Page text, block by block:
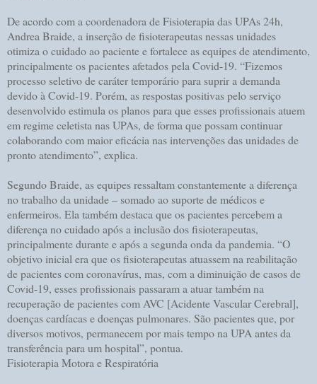
De acordo com a coordenadora de Fisioterapia das UPAs 24h,
Andrea Braide, a inserção de fisioterapeutas nessas unidades
otimiza o cuidado ao paciente e fortalece as equipes de atendimento,
principalmente os pacientes afetados pela Covid-19. “Fizemos
processo seletivo de caráter temporário para suprir a demanda
devido à Covid-19. Porém, as respostas positivas pelo serviço
desenvolvido estimula os planos para que esses profissionais atuem
em regime celetista nas UPAs, de forma que possam continuar
colaborando com maior eficácia nas intervenções das unidades de
pronto atendimento”, explica.
Segundo Braide, as equipes ressaltam constantemente a diferença
no trabalho da unidade – somado ao suporte de médicos e
enfermeiros. Ela também destaca que os pacientes percebem a
diferença no cuidado após a inclusão dos fisioterapeutas,
principalmente durante e após a segunda onda da pandemia. “O
objetivo inicial era que os fisioterapeutas atuassem na reabilitação
de pacientes com coronavírus, mas, com a diminuição de casos de
Covid-19, esses profissionais passaram a atuar também na
recuperação de pacientes com AVC [Acidente Vascular Cerebral],
doenças cardíacas e doenças pulmonares. São pacientes que, por
diversos motivos, permanecem por mais tempo na UPA antes da
transferência para um hospital”, pontua.
Fisioterapia Motora e Respiratória